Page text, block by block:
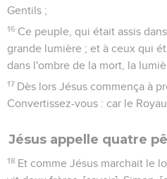
Gentils ;
16 Ce peuple, qui était assis
grande lumière ; et à ceux qui
dans l'ombre de la mort, la
17 Dès lors Jésus commença à
Convertissez-vous : car le
Jésus appelle quatre
18 Et comme Jésus marchait le